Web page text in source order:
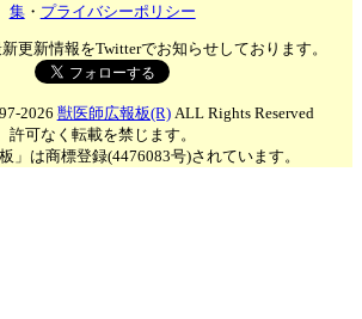
集・ プライバシーポリシー
更新情報をTwitterでお知らせしております。
2026 獣医師広報板(R)ALL Rights Reserved
許可なく転載を禁じます。
」は商標登録(4476083号)されています。